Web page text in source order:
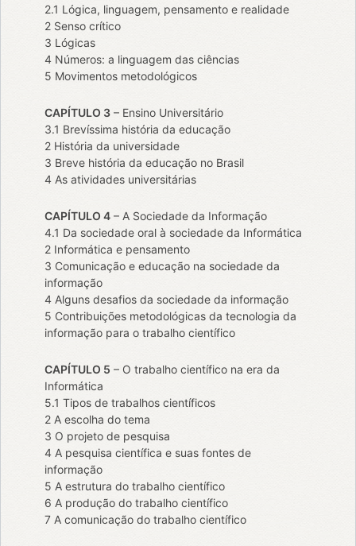
2.1 Lógica, linguagem, pensamento e realidade
2 Senso crítico
3 Lógicas
4 Números: a linguagem das ciências
5 Movimentos metodológicos
CAPÍTULO 3– Ensino Universitário
3.1 Brevíssima história da educação
2 História da universidade
3 Breve história da educação no Brasil
4 As atividades universitárias
CAPÍTULO 4– A Sociedade da Informação
4.1 Da sociedade oral à sociedade da Informática
2 Informática e pensamento
3 Comunicação e educação na sociedade da
informação
4 Alguns desafios da sociedade da informação
5 Contribuições metodológicas da tecnologia da
informação para o trabalho científico
CAPÍTULO 5 – O trabalho científico na era da
Informática
5.1 Tipos de trabalhos científicos
2 A escolha do tema
3 O projeto de pesquisa
4 A pesquisa científica e suas fontes de
informação
5 A estrutura do trabalho científico
6 A produção do trabalho científico
7 A comunicação do trabalho científico